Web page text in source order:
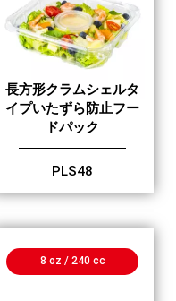
長方形クラムシェルタ
イプいたずら防止フー
ドパック
PLS48
8 oz / 240 cc